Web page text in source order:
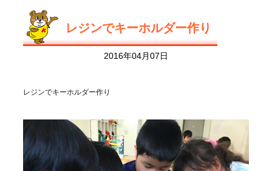
レジンでキーホルダー作り
2016年04月07日
レジンでキーホルダー作り